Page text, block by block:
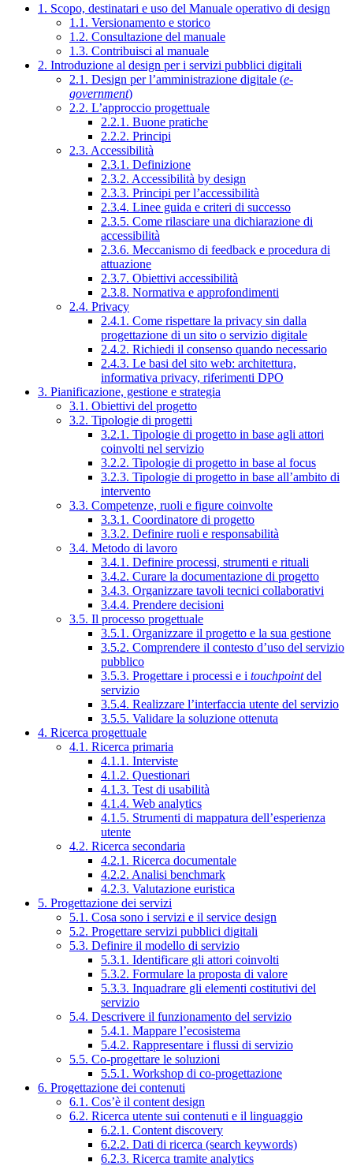
1. Scopo, destinatari e uso del Manuale operativo di design
1.1. Versionamento e storico
1.2. Consultazione del manuale
1.3. Contribuisci al manuale
2. Introduzione al design per i servizi pubblici digitali
2.1. Design per l’amministrazione digitale (e-
government)
2.2. L’approccio progettuale
2.2.1. Buone pratiche
2.2.2. Principi
2.3. Accessibilità
2.3.1. Definizione
2.3.2. Accessibilità by design
2.3.3. Principi per l’accessibilità
2.3.4. Linee guida e criteri di successo
2.3.5. Come rilasciare una dichiarazione di
accessibilità
2.3.6. Meccanismo di feedback e procedura di
attuazione
2.3.7. Obiettivi accessibilità
2.3.8. Normativa e approfondimenti
2.4. Privacy
2.4.1. Come rispettare la privacy sin dalla
progettazione di un sito o servizio digitale
2.4.2. Richiedi il consenso quando necessario
2.4.3. Le basi del sito web: architettura,
informativa privacy, riferimenti DPO
3. Pianificazione, gestione e strategia
3.1. Obiettivi del progetto
3.2. Tipologie di progetti
3.2.1. Tipologie di progetto in base agli attori
coinvolti nel servizio
3.2.2. Tipologie di progetto in base al focus
3.2.3. Tipologie di progetto in base all’ambito di
intervento
3.3. Competenze, ruoli e figure coinvolte
3.3.1. Coordinatore di progetto
3.3.2. Definire ruoli e responsabilità
3.4. Metodo di lavoro
3.4.1. Definire processi, strumenti e rituali
3.4.2. Curare la documentazione di progetto
3.4.3. Organizzare tavoli tecnici collaborativi
3.4.4. Prendere decisioni
3.5. Il processo progettuale
3.5.1. Organizzare il progetto e la sua gestione
3.5.2. Comprendere il contesto d’uso del servizio
pubblico
3.5.3. Progettare i processi e i touchpointdel
servizio
3.5.4. Realizzare l’interfaccia utente del servizio
3.5.5. Validare la soluzione ottenuta
4. Ricerca progettuale
4.1. Ricerca primaria
4.1.1. Interviste
4.1.2. Questionari
4.1.3. Test di usabilità
4.1.4. Web analytics
4.1.5. Strumenti di mappatura dell’esperienza
utente
4.2. Ricerca secondaria
4.2.1. Ricerca documentale
4.2.2. Analisi benchmark
4.2.3. Valutazione euristica
5. Progettazione dei servizi
5.1. Cosa sono i servizi e il service design
5.2. Progettare servizi pubblici digitali
5.3. Definire il modello di servizio
5.3.1. Identificare gli attori coinvolti
5.3.2. Formulare la proposta di valore
5.3.3. Inquadrare gli elementi costitutivi del
servizio
5.4. Descrivere il funzionamento del servizio
5.4.1. Mappare l’ecosistema
5.4.2. Rappresentare i flussi di servizio
5.5. Co-progettare le soluzioni
5.5.1. Workshop di co-progettazione
6. Progettazione dei contenuti
6.1. Cos’è il content design
6.2. Ricerca utente sui contenuti e il linguaggio
6.2.1. Content discovery
6.2.2. Dati di ricerca (search keywords)
6.2.3. Ricerca tramite analytics